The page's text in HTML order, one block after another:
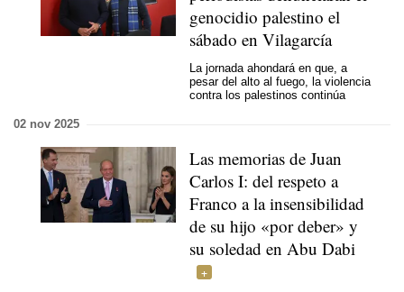
genocidio palestino el
sábado en Vilagarcía
La jornada ahondará en que, a
pesar del alto al fuego, la violencia
contra los palestinos continúa
02 nov 2025
Las memorias de Juan
Carlos I: del respeto a
Franco a la insensibilidad
de su hijo «por deber» y
su soledad en Abu Dabi